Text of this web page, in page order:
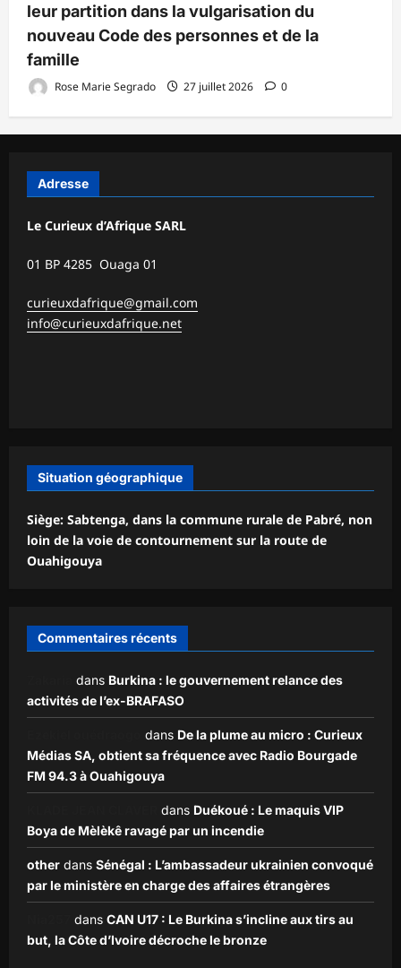
leur partition dans la vulgarisation du
nouveau Code des personnes et de la
famille
Rose Marie Segrado 27 juillet 2026 0
Adresse
Le Curieux d’Afrique SARL
01 BP 4285 Ouaga 01
curieuxdafrique@gmail.com
info@curieuxdafrique.net
Situation géographique
Siège: Sabtenga, dans la commune rurale de Pabré, non
loin de la voie de contournement sur la route de
Ouahigouya
Commentaires récents
dans Burkina : le gouvernement relance des
activités de l’ex-BRAFASO
dans De la plume au micro : Curieux
Médias SA, obtient sa fréquence avec Radio Bourgade
FM 94.3 à Ouahigouya
dans Duékoué : Le maquis VIP
Boya de Mèlèkê ravagé par un incendie
other dans Sénégal : L’ambassadeur ukrainien convoqué
par le ministère en charge des affaires étrangères
dans CAN U17 : Le Burkina s’incline aux tirs au
but, la Côte d’Ivoire décroche le bronze